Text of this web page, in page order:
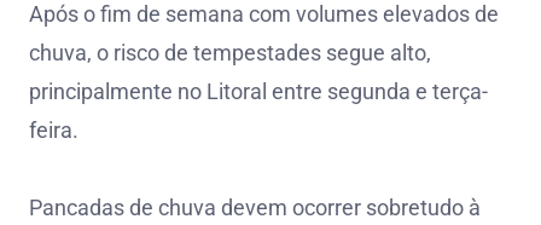
Após o fim de semana com volumes elevados de
chuva, o risco de tempestades segue alto,
principalmente no Litoral entre segunda e terça-
feira.
Pancadas de chuva devem ocorrer sobretudo à